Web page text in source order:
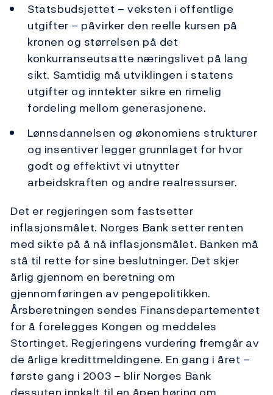
Statsbudsjettet – veksten i offentlige
utgifter – påvirker den reelle kursen på
kronen og størrelsen på det
konkurranseutsatte næringslivet på lang
sikt. Samtidig må utviklingen i statens
utgifter og inntekter sikre en rimelig
fordeling mellom generasjonene.
Lønnsdannelsen og økonomiens strukturer
og insentiver legger grunnlaget for hvor
godt og effektivt vi utnytter
arbeidskraften og andre realressurser.
Det er regjeringen som fastsetter
inflasjonsmålet. Norges Bank setter renten
med sikte på å nå inflasjonsmålet. Banken må
stå til rette for sine beslutninger. Det skjer
årlig gjennom en beretning om
gjennomføringen av pengepolitikken.
Årsberetningen sendes Finansdepartementet
for å forelegges Kongen og meddeles
Stortinget. Regjeringens vurdering fremgår av
de årlige kredittmeldingene. En gang i året –
første gang i 2003 – blir Norges Bank